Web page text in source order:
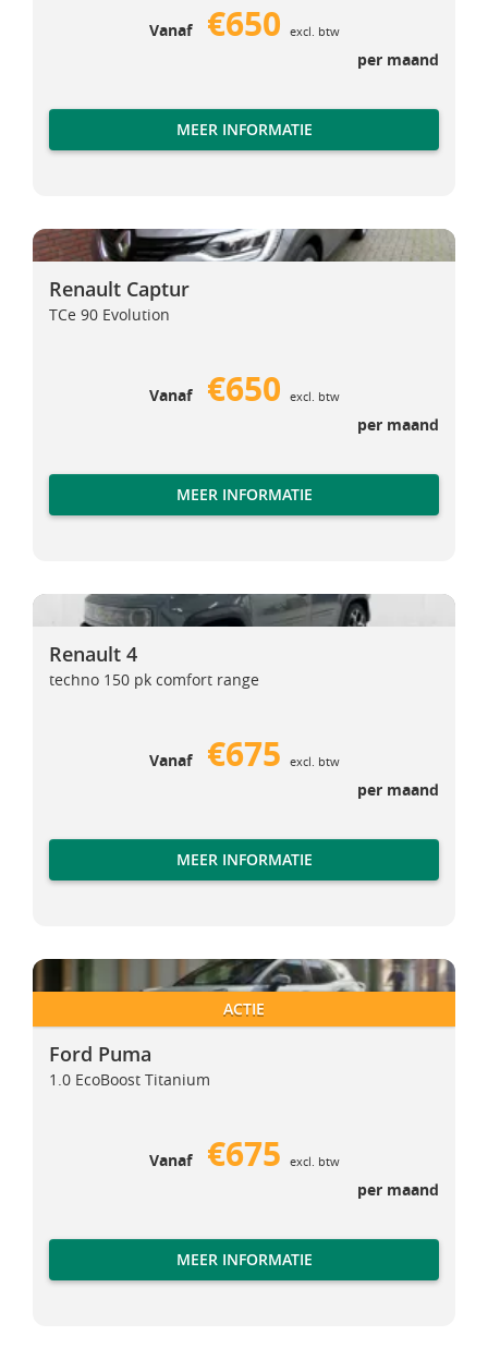
Vanaf €650 excl. btw
per maand
MEER INFORMATIE
Renault Captur
Renault Captur
Renault Captur
TCe 90 Evolution
Vanaf €650 excl. btw
per maand
MEER INFORMATIE
Renault 4
Renault 4
Renault 4
techno 150 pk comfort range
Vanaf €675 excl. btw
per maand
MEER INFORMATIE
Ford Puma
Ford Puma
ACTIE
Ford Puma
1.0 EcoBoost Titanium
Vanaf €675 excl. btw
per maand
MEER INFORMATIE